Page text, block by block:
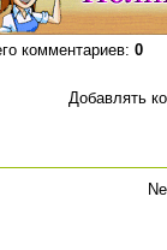
комментариев: 0
Добавлять